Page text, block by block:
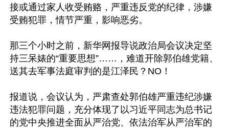
接或通过家人收受贿赂，严重违反党的纪律，涉嫌
受贿犯罪，情节严重，影响恶劣。
那三个小时之前，新华网报导说政治局会议决定坚
持三呆婊的“重要思想”……，难道开除郭伯雄党籍、
送其去军事法庭审判的是江泽民？NO！
报道说，会议认为，严肃查处郭伯雄严重违纪涉嫌
违法犯罪问题，充分体现了以习近平同志为总书记
的党中央推进全面从严治党、依法治军从严治军的